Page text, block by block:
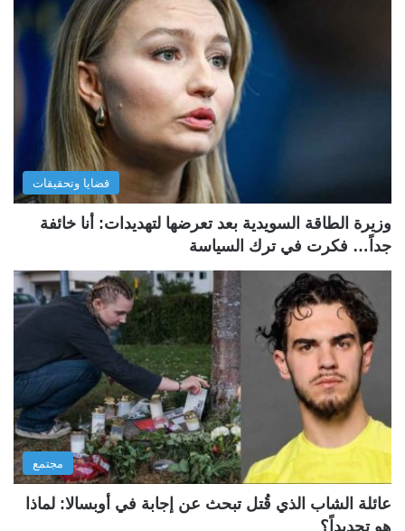
قضايا وتحقيقات
وزيرة الطاقة السويدية بعد تعرضها لتهديدات: أنا خائفة
جداً… فكرت في ترك السياسة
مجتمع
عائلة الشاب الذي قُتل تبحث عن إجابة في أوبسالا: لماذا
هو تحديداً؟